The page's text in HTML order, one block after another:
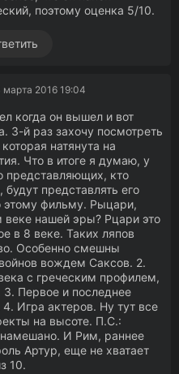
поэтому оценка 5/10.
марта 2016 19:04
когда он вышел и вот
3-й раз захочу посмотреть
натянута на
Что в итоге я думаю, у
представляющих, кто
представлять его
этому фильму. Рыцари,
нашей эры? Рцари это
в 8 веке. Таких ляпов
Особенно смешны
вождем Саксов. 2.
с греческим профилем,
Первое и последнее
Игра актеров. Ну тут все
на высоте. П.С.:
И Рим, раннее
Артур, еще не хватает
10.